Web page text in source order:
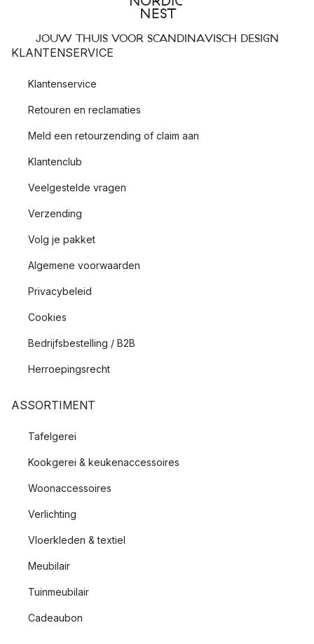
JOUW THUIS VOOR SCANDINAVISCH DESIGN
KLANTENSERVICE
Klantenservice
Retouren en reclamaties
Meld een retourzending of claim aan
Klantenclub
Veelgestelde vragen
Verzending
Volg je pakket
Algemene voorwaarden
Privacybeleid
Cookies
Bedrijfsbestelling / B2B
Herroepingsrecht
ASSORTIMENT
Tafelgerei
Kookgerei & keukenaccessoires
Woonaccessoires
Verlichting
Vloerkleden & textiel
Meubilair
Tuinmeubilair
Cadeaubon